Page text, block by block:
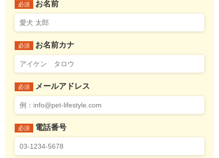
必須 お名前
必須 お名前カナ
必須 メールアドレス
必須 電話番号